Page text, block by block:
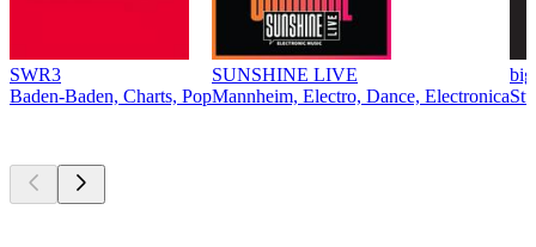
SWR3
Baden-Baden, Charts, Pop
SUNSHINE LIVE
Mannheim, Electro, Dance, Electronica